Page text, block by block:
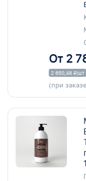
От 2
2 650,48 ₽/шт
(при